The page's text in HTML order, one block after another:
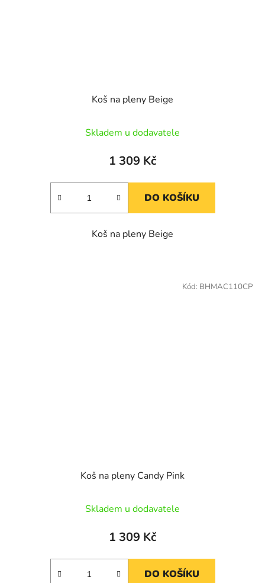
Koš na pleny Beige
Skladem u dodavatele
1 309 Kč
DO KOŠÍKU
Koš na pleny Beige
Koš na pleny Candy Pink
Skladem u dodavatele
1 309 Kč
DO KOŠÍKU
Kód: BHMAC110CP